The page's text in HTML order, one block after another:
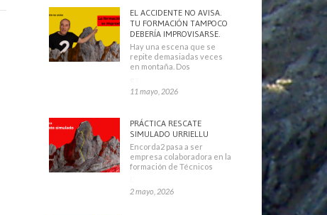
EL ACCIDENTE NO AVISA.
TU FORMACIÓN TAMPOCO
DEBERÍA IMPROVISARSE.
Hay una escena que se
repite demasiadas veces
en montaña. Dos
11 mayo, 2026
PRÁCTICA RESCATE
SIMULADO URRIELLU
Encorda2 pasa a ser
empresa colaboradora en la
formación de Técnicos
2 mayo, 2026